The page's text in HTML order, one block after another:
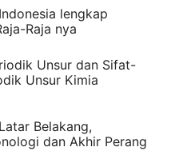
lengkap
Raja nya
Unsur dan Sifat-
Unsur Kimia
Belakang,
dan Akhir Perang